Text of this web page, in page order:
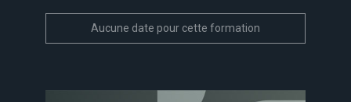
Aucune date pour cette formation